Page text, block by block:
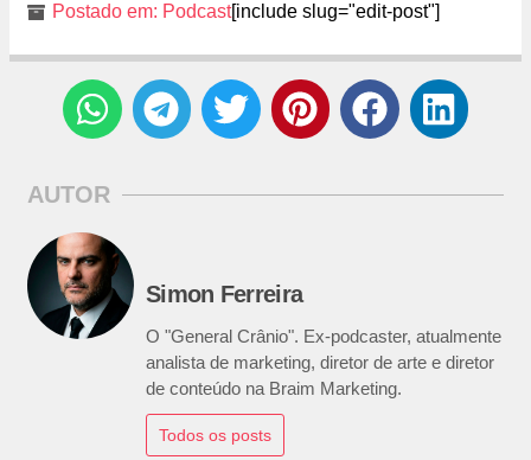
Postado em: Podcast[include slug="edit-post"]
AUTOR
Simon Ferreira
O "General Crânio". Ex-podcaster, atualmente
analista de marketing, diretor de arte e diretor
de conteúdo na Braim Marketing.
Todos os posts